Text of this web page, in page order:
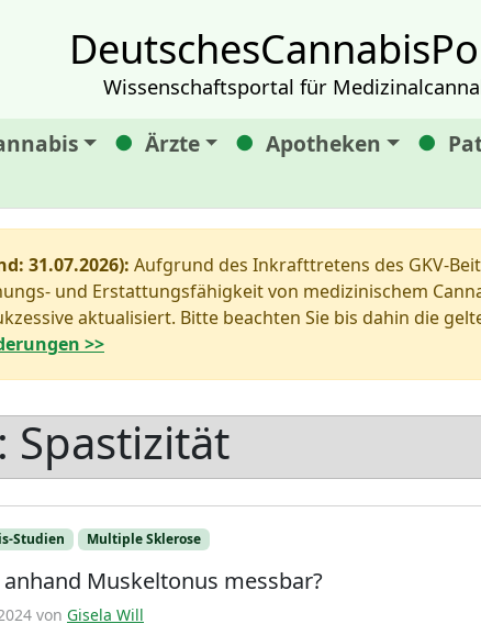
Wissenschaftsportal für
Ärzte Apotheken
31.07.2026): Aufgrund des Inkrafttretens des GKV-
und Erstattungsfähigkeit von medizinischem
aktualisiert. Bitte beachten Sie bis dahin die
>>
Spastizität
Studien Multiple Sklerose
Muskeltonus messbar?
von Gisela Will